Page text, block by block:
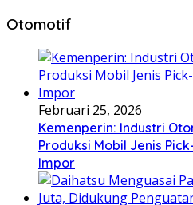
Otomotif
Februari 25, 2026
Kemenperin: Industri
Produksi Mobil Jenis
Impor